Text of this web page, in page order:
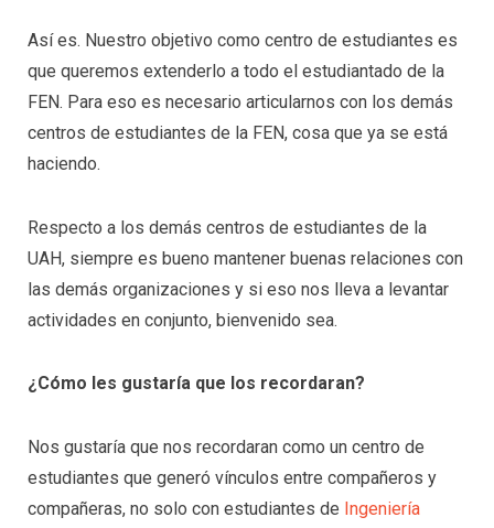
Así es. Nuestro objetivo como centro de estudiantes es
que queremos extenderlo a todo el estudiantado de la
FEN. Para eso es necesario articularnos con los demás
centros de estudiantes de la FEN, cosa que ya se está
haciendo.
Respecto a los demás centros de estudiantes de la
UAH, siempre es bueno mantener buenas relaciones con
las demás organizaciones y si eso nos lleva a levantar
actividades en conjunto, bienvenido sea.
¿Cómo les gustaría que los recordaran?
Nos gustaría que nos recordaran como un centro de
estudiantes que generó vínculos entre compañeros y
compañeras, no solo con estudiantes de Ingeniería